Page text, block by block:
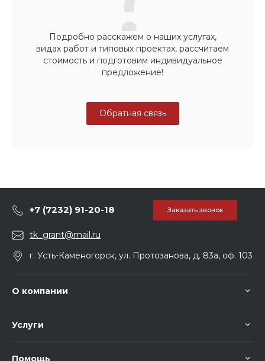
Подробно расскажем о наших услугах,
видах работ и типовых проектах, рассчитаем
стоимость и подготовим индивидуальное
предложение!
Обратная связь
+7 (7232) 91-20-18 Заказать звонок
tk_grant@mail.ru
г. Усть-Каменогорск, ул. Протозанова, д. 83а, оф. 103
О компании
Услуги
Помощь